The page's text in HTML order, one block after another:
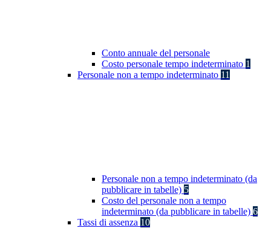
Conto annuale del personale
Costo personale tempo indeterminato 1
Personale non a tempo indeterminato 11
Personale non a tempo indeterminato (da
pubblicare in tabelle) 5
Costo del personale non a tempo
indeterminato (da pubblicare in tabelle) 6
Tassi di assenza 10